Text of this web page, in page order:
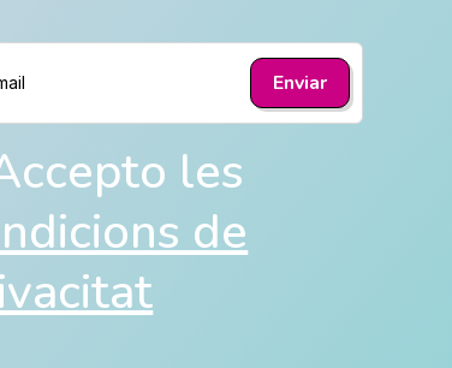
les
de